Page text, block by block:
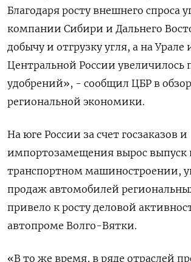
Благодаря росту внешнего спроса
компании Сибири и ‌Дальнего
добычу и отгрузку угля, а на Урале
Центральной ​России увеличилось
удобрений», - сообщил ЦБР в
‌региональной экономики.
На юге России за счет госзаказов и
импортозамещения ​вырос выпуск
транспортном машиностроении,
продаж автомобилей
‌привело к росту деловой
автопроме Волго-Вятки.
«В то же время, в ряде отраслей